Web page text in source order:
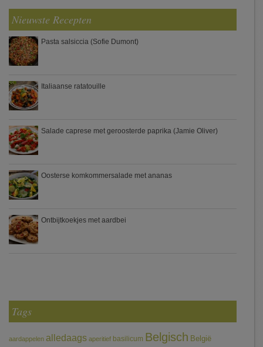
Nieuwste Recepten
Pasta salsiccia (Sofie Dumont)
Italiaanse ratatouille
Salade caprese met geroosterde paprika (Jamie Oliver)
Oosterse komkommersalade met ananas
Ontbijtkoekjes met aardbei
Tags
aardappelen alledaags aperitief basilicum Belgisch België